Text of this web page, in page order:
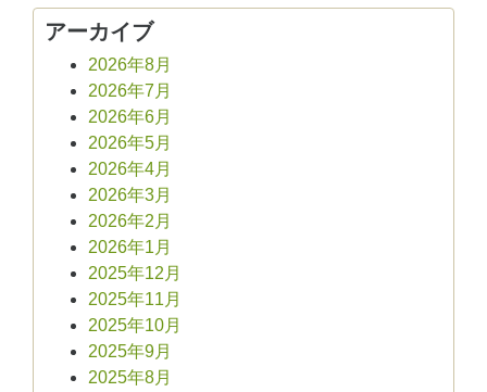
アーカイブ
2026年8月
2026年7月
2026年6月
2026年5月
2026年4月
2026年3月
2026年2月
2026年1月
2025年12月
2025年11月
2025年10月
2025年9月
2025年8月